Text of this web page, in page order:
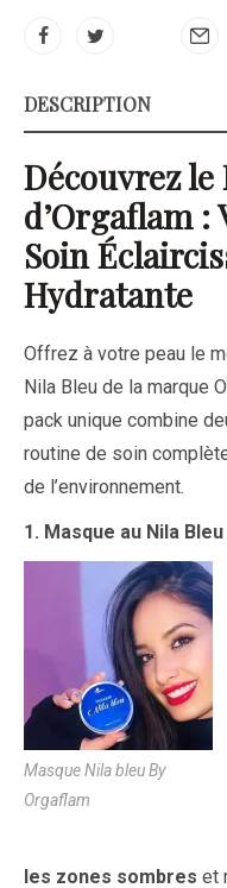
DESCRIPTION
Découvrez le
d’Orgaflam :
Soin
Hydratante
Offrez à votre peau le
Nila Bleu de la marque
pack unique combine
routine de soin
de l’environnement.
1. Masque au Nila Bleu
Masque Nila bleu By
Orgaflam
les zones sombres et